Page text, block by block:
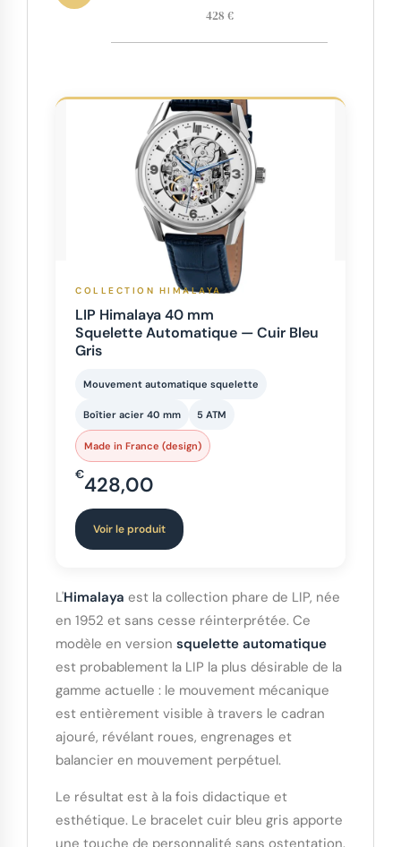
428 €
COLLECTION HIMALAYA
LIP Himalaya 40 mm
Squelette Automatique — Cuir Bleu
Gris
Mouvement automatique squelette
Boîtier acier 40 mm 5 ATM
Made in France (design)
€428,00
Voir le produit
L'Himalaya est la collection phare de LIP, née
en 1952 et sans cesse réinterprétée. Ce
modèle en version squelette automatique
est probablement la LIP la plus désirable de la
gamme actuelle : le mouvement mécanique
est entièrement visible à travers le cadran
ajouré, révélant roues, engrenages et
balancier en mouvement perpétuel.
Le résultat est à la fois didactique et
esthétique. Le bracelet cuir bleu gris apporte
une touche de personnalité sans ostentation.